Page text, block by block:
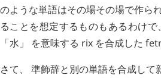
のような単語はその場その場で作ら
ることを想定するものもあるわけ
「水」 を意味する rix を合成した
さて、 準飾辞と別の単語を合成し